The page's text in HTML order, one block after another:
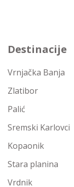
Destinacije
Vrnjačka Banja
Zlatibor
Palić
Sremski Karlovci
Kopaonik
Stara planina
Vrdnik